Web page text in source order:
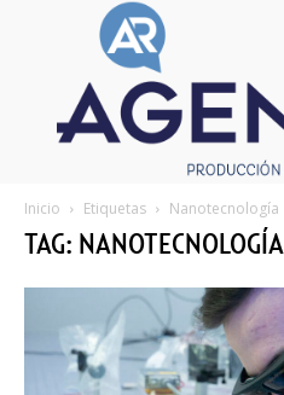
Inicio Etiquetas Nanotecnología
TAG: NANOTECNOLOGÍA